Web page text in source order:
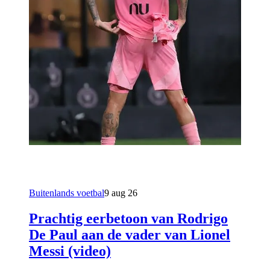
Buitenlands voetbal9 aug 26
Prachtig eerbetoon van Rodrigo
De Paul aan de vader van Lionel
Messi (video)